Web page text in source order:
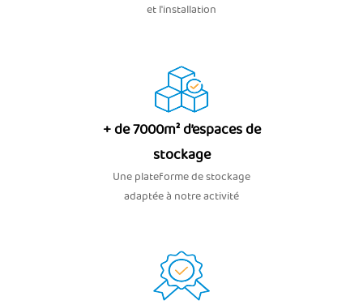
et l'installation
+ de 7000m² d’espaces de
stockage
Une plateforme de stockage
adaptée à notre activité